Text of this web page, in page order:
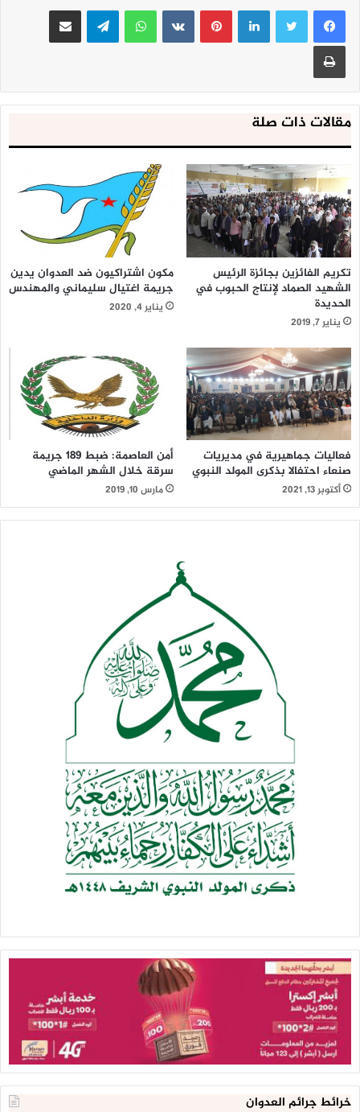
لينكدإنبينتيريست واتساب تيلقرام مشاركة عبر البريد
طباعة
مقالات ذات صلة
تكريم الفائزين بجائزة الرئيس
الشهيد الصماد لإنتاج الحبوب في
الحديدة
يناير 7, 2019
مكون اشتراكيون ضد العدوان يدين
جريمة اغتيال سليماني والمهندس
يناير 4, 2020
فعاليات جماهيرية في مديريات
صنعاء احتفالا بذكرى المولد النبوي
أكتوبر 13, 2021
أمن العاصمة: ضبط 189 جريمة
سرقة خلال الشهر الماضي
مارس 10, 2019
خرائط جرائم العدوان